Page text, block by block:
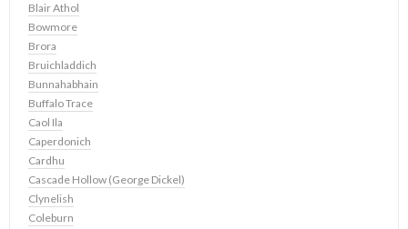
Blair Athol
Bowmore
Brora
Bruichladdich
Bunnahabhain
Buffalo Trace
Caol Ila
Caperdonich
Cardhu
Cascade Hollow (George Dickel)
Clynelish
Coleburn